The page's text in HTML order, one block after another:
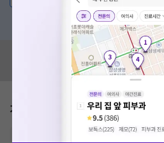
혹은, 의료상담 서비스에 다양한
혹시 잘못된 병원정보가 있나요?
모두닥 팀에 알려주세요!
가격표